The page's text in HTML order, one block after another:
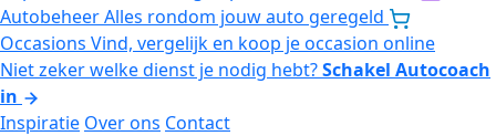
AutobeheerAlles rondom jouw auto geregeld
Occasions Vind, vergelijk en koop je occasion online
Niet zeker welke dienst je nodig hebt?Schakel Autocoach
in
Inspiratie Over ons Contact